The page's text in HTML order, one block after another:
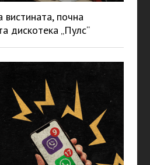
вистината, почна
дискотека „Пулс“